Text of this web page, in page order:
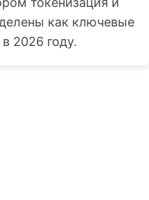
как ключевые
2026 году.